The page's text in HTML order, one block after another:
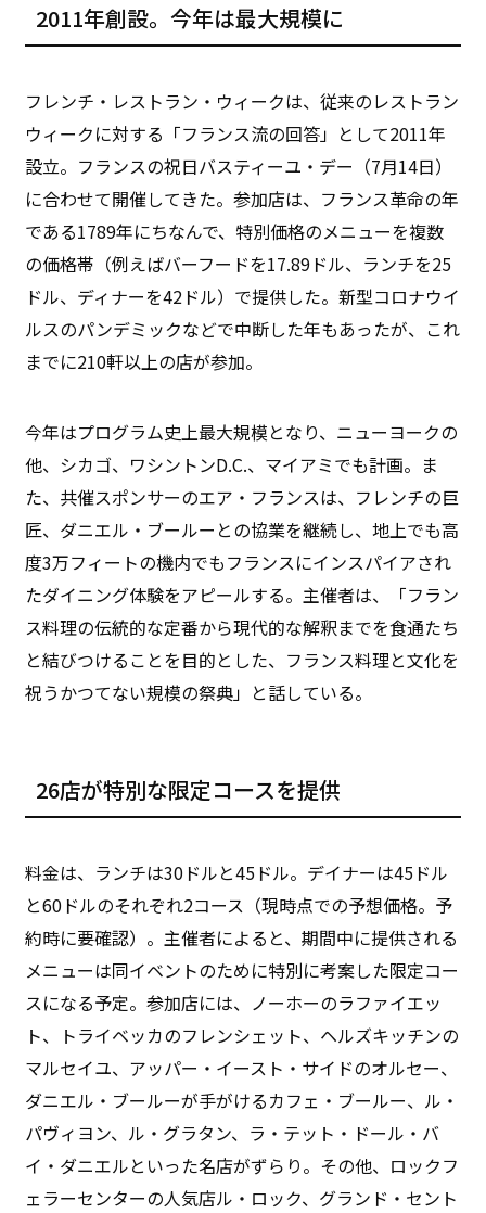
2011年創設。今年は最大規模に
フレンチ・レストラン・ウィークは、従来のレストラン
ウィークに対する「フランス流の回答」として2011年
設立。フランスの祝日バスティーユ・デー（7月14日）
に合わせて開催してきた。参加店は、フランス革命の年
である1789年にちなんで、特別価格のメニューを複数
の価格帯（例えばバーフードを17.89ドル、ランチを25
ドル、ディナーを42ドル）で提供した。新型コロナウイ
ルスのパンデミックなどで中断した年もあったが、これ
までに210軒以上の店が参加。
今年はプログラム史上最大規模となり、ニューヨークの
他、シカゴ、ワシントンD.C.、マイアミでも計画。ま
た、共催スポンサーのエア・フランスは、フレンチの巨
匠、ダニエル・ブールーとの協業を継続し、地上でも高
度3万フィートの機内でもフランスにインスパイアされ
たダイニング体験をアピールする。主催者は、「フラン
ス料理の伝統的な定番から現代的な解釈までを食通たち
と結びつけることを目的とした、フランス料理と文化を
祝うかつてない規模の祭典」と話している。
26店が特別な限定コースを提供
料金は、ランチは30ドルと45ドル。デイナーは45ドル
と60ドルのそれぞれ2コース（現時点での予想価格。予
約時に要確認）。主催者によると、期間中に提供される
メニューは同イベントのために特別に考案した限定コー
スになる予定。参加店には、ノーホーのラファイエッ
ト、トライベッカのフレンシェット、ヘルズキッチンの
マルセイユ、アッパー・イースト・サイドのオルセー、
ダニエル・ブールーが手がけるカフェ・ブールー、ル・
パヴィヨン、ル・グラタン、ラ・テット・ドール・バ
イ・ダニエルといった名店がずらり。その他、ロックフ
ェラーセンターの人気店ル・ロック、グランド・セント